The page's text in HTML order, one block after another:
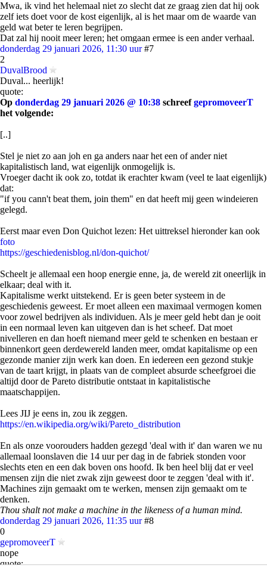
Mwa, ik vind het helemaal niet zo slecht dat ze graag zien dat hij ook
zelf iets doet voor de kost eigenlijk, al is het maar om de waarde van
geld wat beter te leren begrijpen.
Dat zal hij nooit meer leren; het omgaan ermee is een ander verhaal.
donderdag 29 januari 2026, 11:30 uur #7
2
DuvalBrood
Duval... heerlijk!
quote:
Op donderdag 29 januari 2026 @ 10:38 schreefgepromoveerT
het volgende:
[..]
Stel je niet zo aan joh en ga anders naar het een of ander niet
kapitalistisch land, wat eigenlijk onmogelijk is.
Vroeger dacht ik ook zo, totdat ik erachter kwam (veel te laat eigenlijk)
dat:
"if you cann't beat them, join them" en dat heeft mij geen windeieren
gelegd.
Eerst maar even Don Quichot lezen: Het uittreksel hieronder kan ook
foto
https://geschiedenisblog.nl/don-quichot/
Scheelt je allemaal een hoop energie enne, ja, de wereld zit oneerlijk in
elkaar; deal with it.
Kapitalisme werkt uitstekend. Er is geen beter systeem in de
geschiedenis geweest. Er moet alleen een maximaal vermogen komen
voor zowel bedrijven als individuen. Als je meer geld hebt dan je ooit
in een normaal leven kan uitgeven dan is het scheef. Dat moet
nivelleren en dan hoeft niemand meer geld te schenken en bestaan er
binnenkort geen derdewereld landen meer, omdat kapitalisme op een
gezonde manier zijn werk kan doen. En iedereen een gezond stukje
van de taart krijgt, in plaats van de compleet absurde scheefgroei die
altijd door de Pareto distributie ontstaat in kapitalistische
maatschappijen.
Lees JIJ je eens in, zou ik zeggen.
https://en.wikipedia.org/wiki/Pareto_distribution
En als onze voorouders hadden gezegd 'deal with it' dan waren we nu
allemaal loonslaven die 14 uur per dag in de fabriek stonden voor
slechts eten en een dak boven ons hoofd. Ik ben heel blij dat er veel
mensen zijn die niet zwak zijn geweest door te zeggen 'deal with it'.
Machines zijn gemaakt om te werken, mensen zijn gemaakt om te
denken.
Thou shalt not make a machine in the likeness of a human mind.
donderdag 29 januari 2026, 11:35 uur #8
0
gepromoveerT
nope
quote: